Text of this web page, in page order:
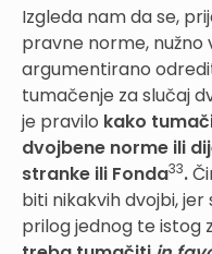
Izgleda nam da se,
pravne norme, nužno
argumentirano
tumačenje za slučaj
je pravilo kako
dvojbene norme ili
stranke ili Fonda33.
biti nikakvih dvojbi,
prilog jednog te istog